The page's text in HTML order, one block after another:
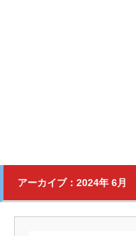
アーカイブ：2024年 6月